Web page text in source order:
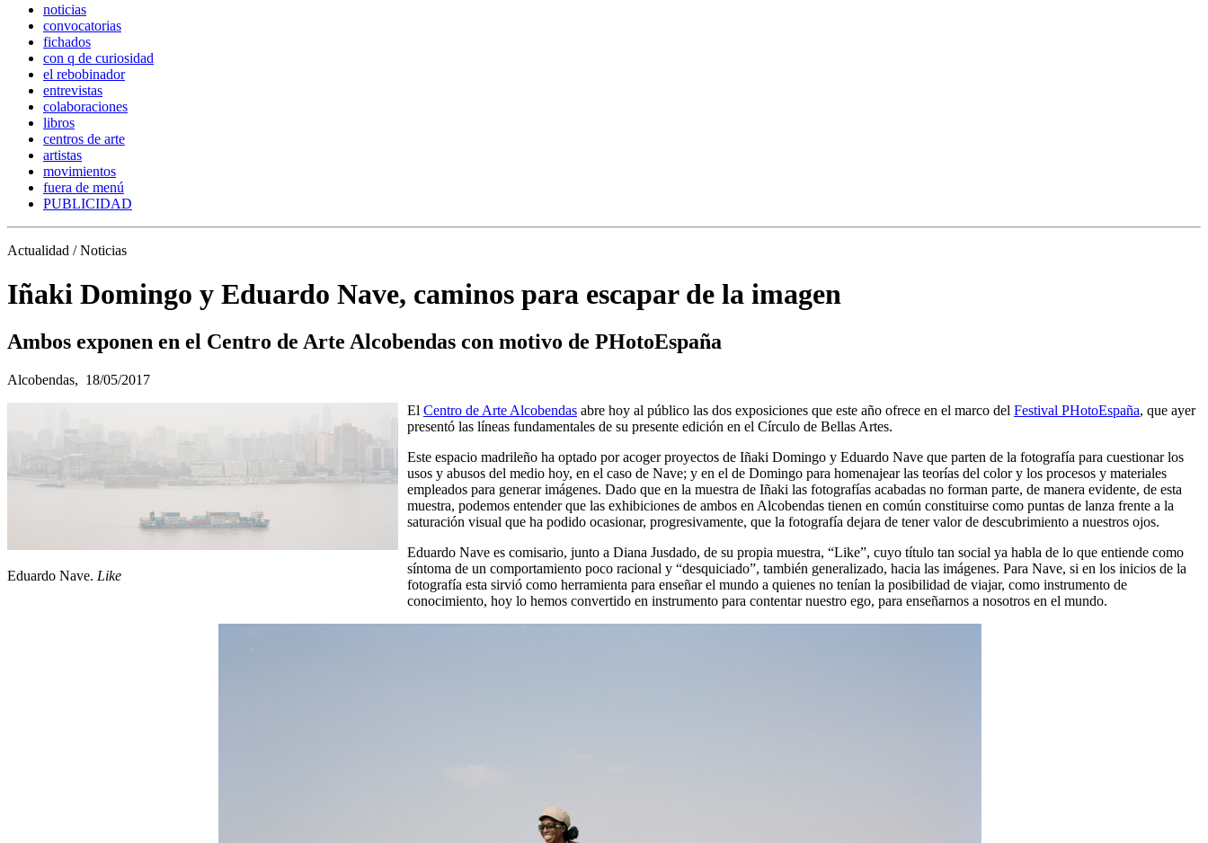
noticias
convocatorias
fichados
con q de curiosidad
el rebobinador
entrevistas
colaboraciones
libros
centros de arte
artistas
movimientos
fuera de menú
PUBLICIDAD
Actualidad / Noticias
Iñaki Domingo y Eduardo Nave, caminos para escapar de la imagen
Ambos exponen en el Centro de Arte Alcobendas con motivo de PHotoEspaña
Alcobendas, 18/05/2017
Eduardo Nave. Like
El Centro de Arte Alcobendas abre hoy al público las dos exposiciones que este año ofrece en el marco del Festival PHotoEspaña, que ayer
presentó las líneas fundamentales de su presente edición en el Círculo de Bellas Artes.
Este espacio madrileño ha optado por acoger proyectos de Iñaki Domingo y Eduardo Nave que parten de la fotografía para cuestionar los
usos y abusos del medio hoy, en el caso de Nave; y en el de Domingo para homenajear las teorías del color y los procesos y materiales
empleados para generar imágenes. Dado que en la muestra de Iñaki las fotografías acabadas no forman parte, de manera evidente, de esta
muestra, podemos entender que las exhibiciones de ambos en Alcobendas tienen en común constituirse como puntas de lanza frente a la
saturación visual que ha podido ocasionar, progresivamente, que la fotografía dejara de tener valor de descubrimiento a nuestros ojos.
Eduardo Nave es comisario, junto a Diana Jusdado, de su propia muestra, “Like”, cuyo título tan social ya habla de lo que entiende como
síntoma de un comportamiento poco racional y “desquiciado”, también generalizado, hacia las imágenes. Para Nave, si en los inicios de la
fotografía esta sirvió como herramienta para enseñar el mundo a quienes no tenían la posibilidad de viajar, como instrumento de
conocimiento, hoy lo hemos convertido en instrumento para contentar nuestro ego, para enseñarnos a nosotros en el mundo.